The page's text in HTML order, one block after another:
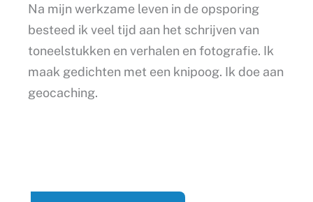
Na mijn werkzame leven in de opsporing
besteed ik veel tijd aan het schrijven van
toneelstukken en verhalen en fotografie. Ik
maak gedichten met een knipoog. Ik doe aan
geocaching.